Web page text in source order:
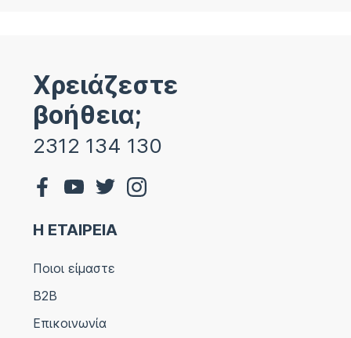
Χρειάζεστε
βοήθεια;
2312 134 130
Η ΕΤΑΙΡΕΙΑ
Ποιοι είμαστε
B2B
Επικοινωνία